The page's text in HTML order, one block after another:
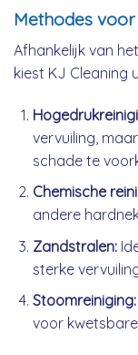
Methodes
Afhankelijk van
kiest KJ Cleaning
vervuiling,
schade te
Chemische
andere
Zandstralen:
sterke
Stoomreiniging:
voor